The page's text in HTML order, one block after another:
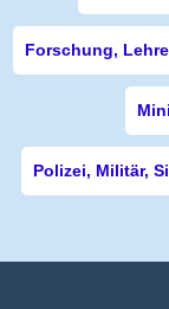
Forschung,
Polizei, Militär,